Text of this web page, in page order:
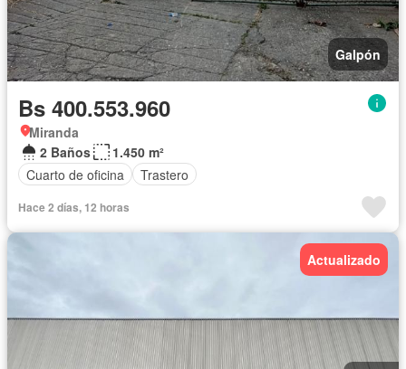
Galpón
Bs 400.553.960
Miranda
2 Baños
1.450 m²
Cuarto de oficina
Trastero
Hace 2 días, 12 horas
Actualizado